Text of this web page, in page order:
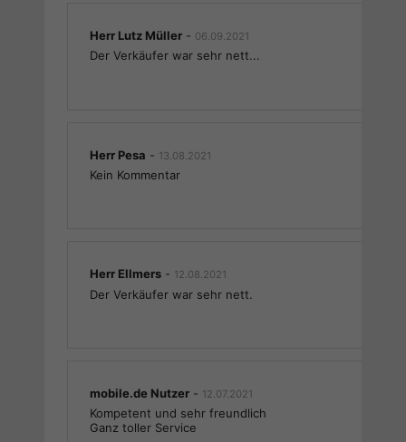
Herr Lutz Müller - 06.09.2021
Der Verkäufer war sehr nett...
Herr Pesa - 13.08.2021
Kein Kommentar
Herr Ellmers - 12.08.2021
Der Verkäufer war sehr nett.
mobile.de Nutzer - 12.07.2021
Kompetent und sehr freundlich
Ganz toller Service